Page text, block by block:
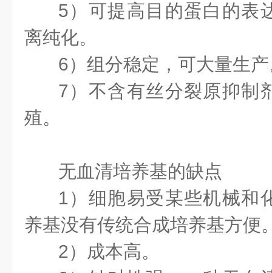
5）可提高目的蛋白的表
离纯化。
6）组分稳定，可大量生
7）不含有丝分裂原抑制
殖。
无血清培养基的缺点
1）细胞易受某些机械和
养基没有传统合成培养基方便
2）成本高。